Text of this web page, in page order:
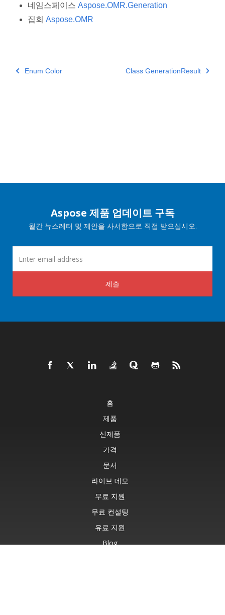
네임스페이스 Aspose.OMR.Generation
집회 Aspose.OMR
Enum Color Class GenerationResult
Aspose 제품 업데이트 구독
월간 뉴스레터 및 제안을 사서함으로 직접 받으십시오.
제출
홈
제품
신제품
가격
문서
라이브 데모
무료 지원
무료 컨설팅
유료 지원
Blog